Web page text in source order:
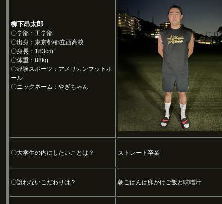
柳下昂太郎
〇学部：工学部
〇出身：東京都/都立西高校
〇身長：183cm
〇体重：88kg
〇経験スポーツ：アメリカンフットボ
ール
〇ニックネーム：やぎちゃん
〇大学生の内にしたいことは？ ストレート卒業
〇譲れないこだわりは？ 朝ごはんは卵かけご飯と味噌汁